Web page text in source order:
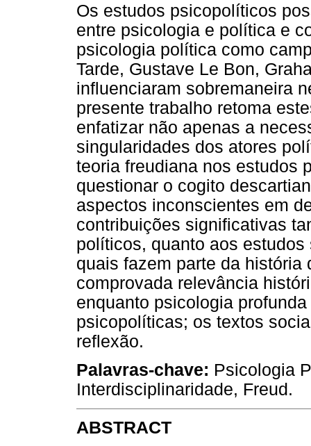
Os estudos psicopolíticos
entre psicologia e política e
psicologia política como
Tarde, Gustave Le Bon,
influenciaram sobremaneira
presente trabalho retoma
enfatizar não apenas a
singularidades dos atores
teoria freudiana nos estudos
questionar o cogito
aspectos inconscientes em
contribuições significativas
políticos, quanto aos
quais fazem parte da
comprovada relevância
enquanto psicologia
psicopolíticas; os textos
reflexão.
Palavras-chave: Psicologia
Interdisciplinaridade, Freud.
ABSTRACT